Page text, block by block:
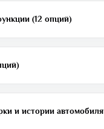
(12 опций)
и истории автомобиля